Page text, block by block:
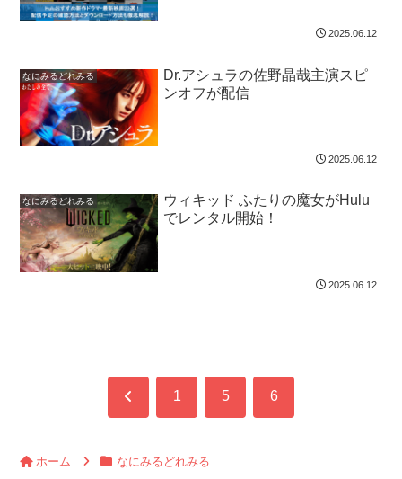
2025.06.12
なにみるどれみる
Dr.アシュラの佐野晶哉主演スピ
ンオフが配信
2025.06.12
なにみるどれみる
ウィキッド ふたりの魔女がHulu
でレンタル開始！
2025.06.12
前 1 5 6
ホーム なにみるどれみる